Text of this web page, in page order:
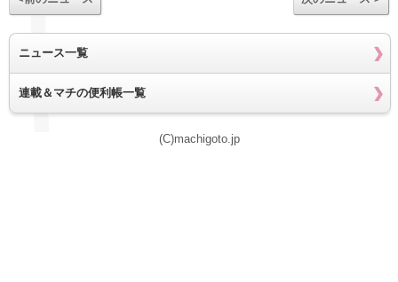
ニュース一覧
連載＆マチの便利帳一覧
(C)machigoto.jp